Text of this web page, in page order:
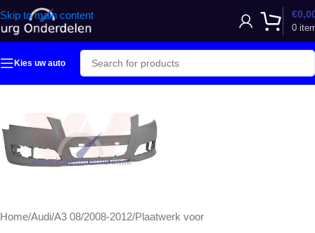
Skip to main content
0
€
Kies uw auto
Home/Audi/A3 08/2008-2012/Plaatwerk voor